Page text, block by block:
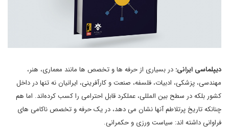
دیپلماسی ایرانی: در بسیاری از حرفه‌ ها و تخصص ها مانند معماری، هنر،
مهندسی، پزشکی، ادبیات، فلسفه، صنعت و کارآفرینی، ایرانیان نه تنها در داخل
کشور بلکه در سطح بین المللی، عملکرد قابل احترامی را کسب کرده‌اند. اما هم
چنانکه تاریخ پرتلاطم آنها نشان می دهد، در یک حرفه و تخصص ناکامی های
فراوانی داشته اند: سیاست ورزی و حکمرانی.